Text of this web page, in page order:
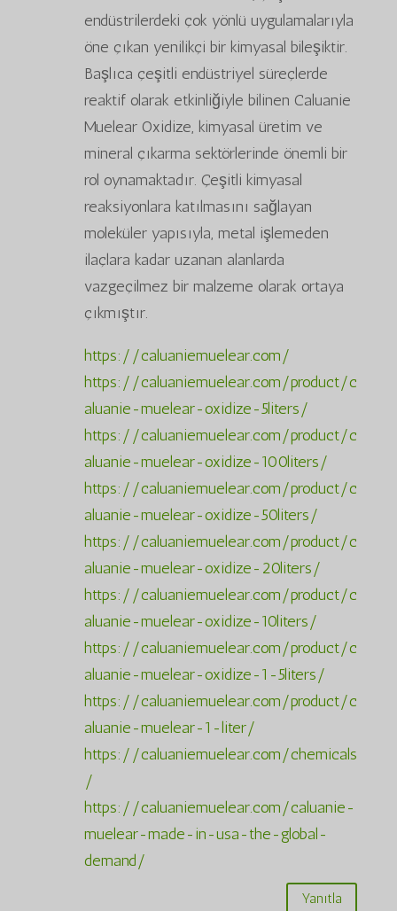
endüstrilerdeki çok yönlü uygulamalarıyla
öne çıkan yenilikçi bir kimyasal bileşiktir.
Başlıca çeşitli endüstriyel süreçlerde
reaktif olarak etkinliğiyle bilinen Caluanie
Muelear Oxidize, kimyasal üretim ve
mineral çıkarma sektörlerinde önemli bir
rol oynamaktadır. Çeşitli kimyasal
reaksiyonlara katılmasını sağlayan
moleküler yapısıyla, metal işlemeden
ilaçlara kadar uzanan alanlarda
vazgeçilmez bir malzeme olarak ortaya
çıkmıştır.
https://caluaniemuelear.com/
https://caluaniemuelear.com/product/c
aluanie-muelear-oxidize-5liters/
https://caluaniemuelear.com/product/c
aluanie-muelear-oxidize-100liters/
https://caluaniemuelear.com/product/c
aluanie-muelear-oxidize-50liters/
https://caluaniemuelear.com/product/c
aluanie-muelear-oxidize-20liters/
https://caluaniemuelear.com/product/c
aluanie-muelear-oxidize-10liters/
https://caluaniemuelear.com/product/c
aluanie-muelear-oxidize-1-5liters/
https://caluaniemuelear.com/product/c
aluanie-muelear-1-liter/
https://caluaniemuelear.com/chemicals
/
https://caluaniemuelear.com/caluanie-
muelear-made-in-usa-the-global-
demand/
Yanıtla